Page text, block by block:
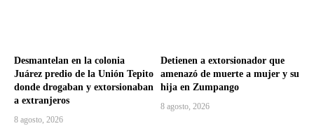
Desmantelan en la colonia
Juárez predio de la Unión Tepito
donde drogaban y extorsionaban
a extranjeros
8 agosto, 2026
Detienen a extorsionador que
amenazó de muerte a mujer y su
hija en Zumpango
8 agosto, 2026